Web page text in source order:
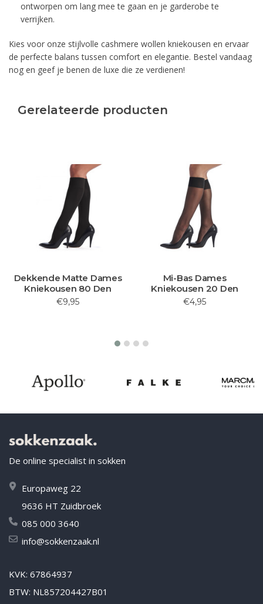
ontworpen om lang mee te gaan en je garderobe te
verrijken.
Kies voor onze stijlvolle cashmere wollen kniekousen en ervaar
de perfecte balans tussen comfort en elegantie. Bestel vandaag
nog en geef je benen de luxe die ze verdienen!
Gerelateerde producten
Dekkende Matte Dames
Kniekousen 80 Den
€9,95
Mi-Bas Dames
Kniekousen 20 Den
€4,95
De online specialist in sokken
Europaweg 22
9636 HT Zuidbroek
085 000 3640
info@sokkenzaak.nl
KVK: 67864937
BTW: NL857204427B01